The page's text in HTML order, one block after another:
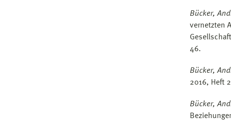
Bücker,
vernetzten
46.
Bücker,
2016, Heft
Bücker,